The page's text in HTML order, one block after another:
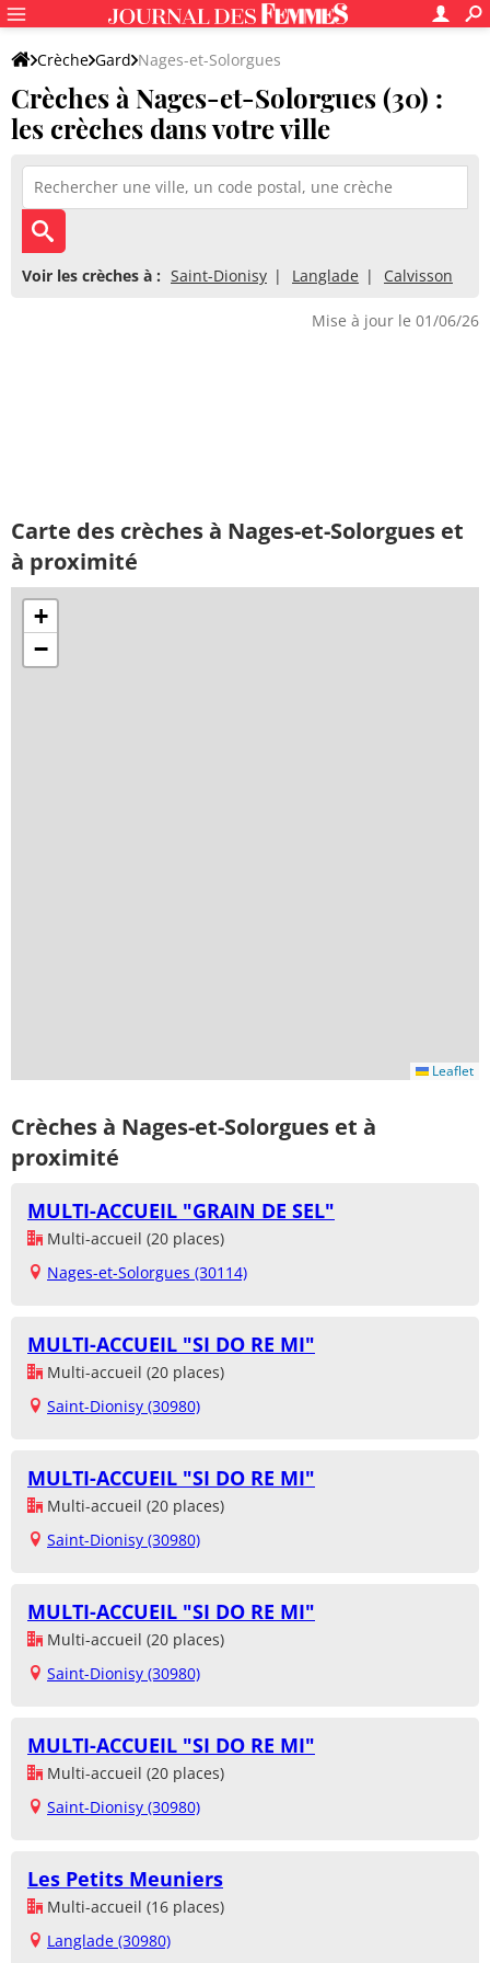
Crèche Gard Nages-et-Solorgues
Crèches à Nages-et-Solorgues (30) :
les crèches dans votre ville
Voir les crèches à : Saint-Dionisy Langlade Calvisson
Mise à jour le 01/06/26
Carte des crèches à Nages-et-Solorgues et
à proximité
+
−
Leaflet
Crèches à Nages-et-Solorgues et à
proximité
MULTI-ACCUEIL "GRAIN DE SEL"
Multi-accueil (20 places)
Nages-et-Solorgues (30114)
MULTI-ACCUEIL "SI DO RE MI"
Multi-accueil (20 places)
Saint-Dionisy (30980)
MULTI-ACCUEIL "SI DO RE MI"
Multi-accueil (20 places)
Saint-Dionisy (30980)
MULTI-ACCUEIL "SI DO RE MI"
Multi-accueil (20 places)
Saint-Dionisy (30980)
MULTI-ACCUEIL "SI DO RE MI"
Multi-accueil (20 places)
Saint-Dionisy (30980)
Les Petits Meuniers
Multi-accueil (16 places)
Langlade (30980)